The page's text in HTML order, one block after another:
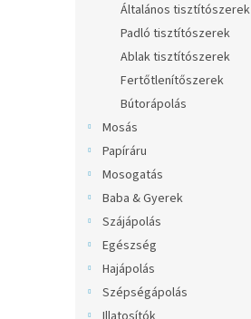
Általános tisztítószerek
Padló tisztítószerek
Ablak tisztítószerek
Fertőtlenítőszerek
Bútorápolás
Mosás
Papíráru
Mosogatás
Baba & Gyerek
Szájápolás
Egészség
Hajápolás
Szépségápolás